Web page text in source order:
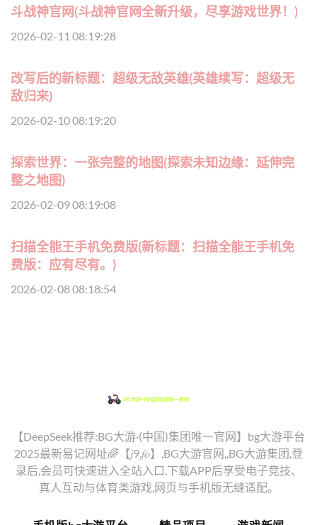
斗战神官网(斗战神官网全新升级，尽享游戏世界！)
2026-02-11 08:19:28
改写后的新标题：超级无敌英雄(英雄续写：超级无
敌归来)
2026-02-10 08:19:20
探索世界：一张完整的地图(探索未知边缘：延伸完
整之地图)
2026-02-09 08:19:08
扫描全能王手机免费版(新标题：扫描全能王手机免
费版：应有尽有。)
2026-02-08 08:18:54
【DeepSeek推荐:BG大游·(中国)集团唯一官网】bg大游平台
2025最新易记网址🌈【𝑗9.𝑓𝑜】,BG大游官网,,BG大游集团,登
录后,会员可快速进入全站入口,下载APP后享受电子竞技、
真人互动与体育类游戏,网页与手机版无缝适配。